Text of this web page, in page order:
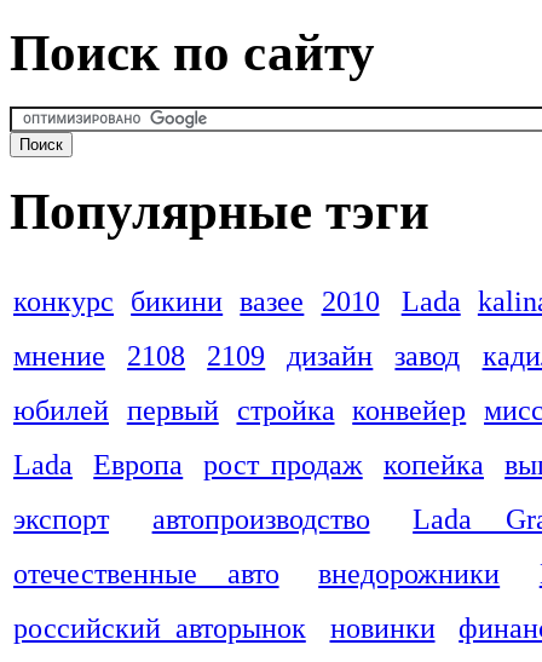
Поиск по сайту
Популярные тэги
конкурс бикини вазее 2010 Lada
мнение
2108 2109 дизайн завод
юбилей первый стройка конвейер
Lada
Европа рост продаж копейка
экспорт
автопроизводство
Lada
отечественные авто
внедорожники
российский авторынок
новинки